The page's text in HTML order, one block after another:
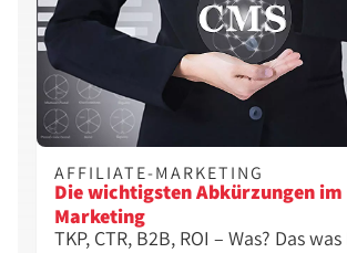
AFFILIATE-MARKETING
Die wichtigsten Abkürzungen im
Marketing
TKP, CTR, B2B, ROI – Was? Das